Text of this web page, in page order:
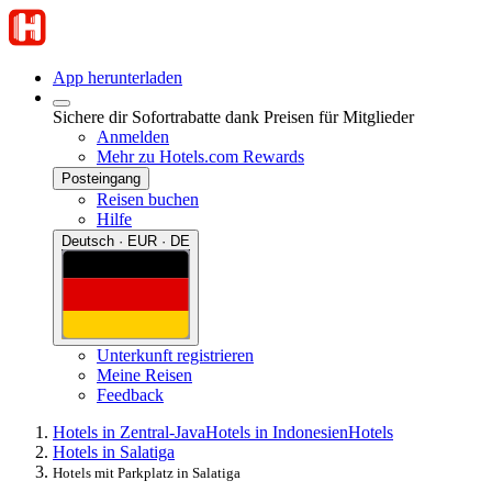
App herunterladen
Sichere dir Sofortrabatte dank Preisen für Mitglieder
Anmelden
Mehr zu Hotels.com Rewards
Posteingang
Reisen buchen
Hilfe
Deutsch · EUR · DE
Unterkunft registrieren
Meine Reisen
Feedback
Hotels in Zentral-JavaHotels in IndonesienHotels
Hotels in Salatiga
Hotels mit Parkplatz in Salatiga